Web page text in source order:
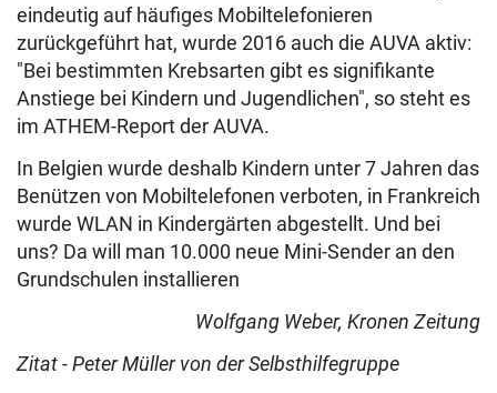
eindeutig auf häufiges Mobiltelefonieren
zurückgeführt hat, wurde 2016 auch die AUVA aktiv:
"Bei bestimmten Krebsarten gibt es signifikante
Anstiege bei Kindern und Jugendlichen", so steht es
im ATHEM-Report der AUVA.
In Belgien wurde deshalb Kindern unter 7 Jahren das
Benützen von Mobiltelefonen verboten, in Frankreich
wurde WLAN in Kindergärten abgestellt. Und bei
uns? Da will man 10.000 neue Mini-Sender an den
Grundschulen installieren
Wolfgang Weber, Kronen Zeitung
Zitat - Peter Müller von der Selbsthilfegruppe